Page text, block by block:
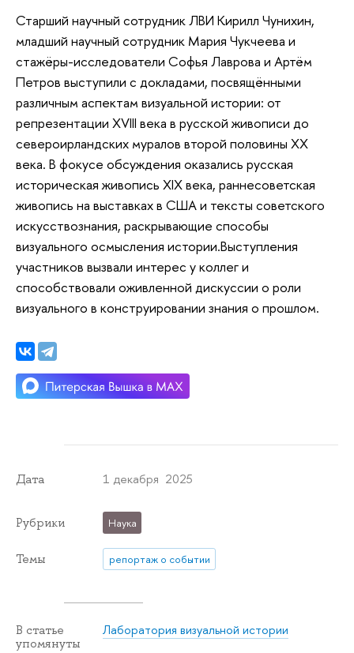
Старший научный сотрудник ЛВИ Кирилл Чунихин,
младший научный сотрудник Мария Чукчеева и
стажёры-исследователи Софья Лаврова и Артём
Петров выступили с докладами, посвящёнными
различным аспектам визуальной истории: от
репрезентации XVIII века в русской живописи до
североирландских муралов второй половины XX
века. В фокусе обсуждения оказались русская
историческая живопись XIX века, раннесоветская
живопись на выставках в США и тексты советского
искусствознания, раскрывающие способы
визуального осмысления истории.Выступления
участников вызвали интерес у коллег и
способствовали оживленной дискуссии о роли
визуального в конструировании знания о прошлом.
Дата 1 декабря 2025
Рубрики Наука
Темы репортаж о событии
В статье
упомянуты
Лаборатория визуальной истории